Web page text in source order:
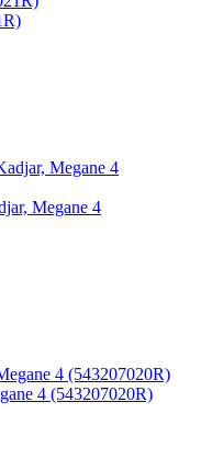
Megane 4
4 (543207020R)